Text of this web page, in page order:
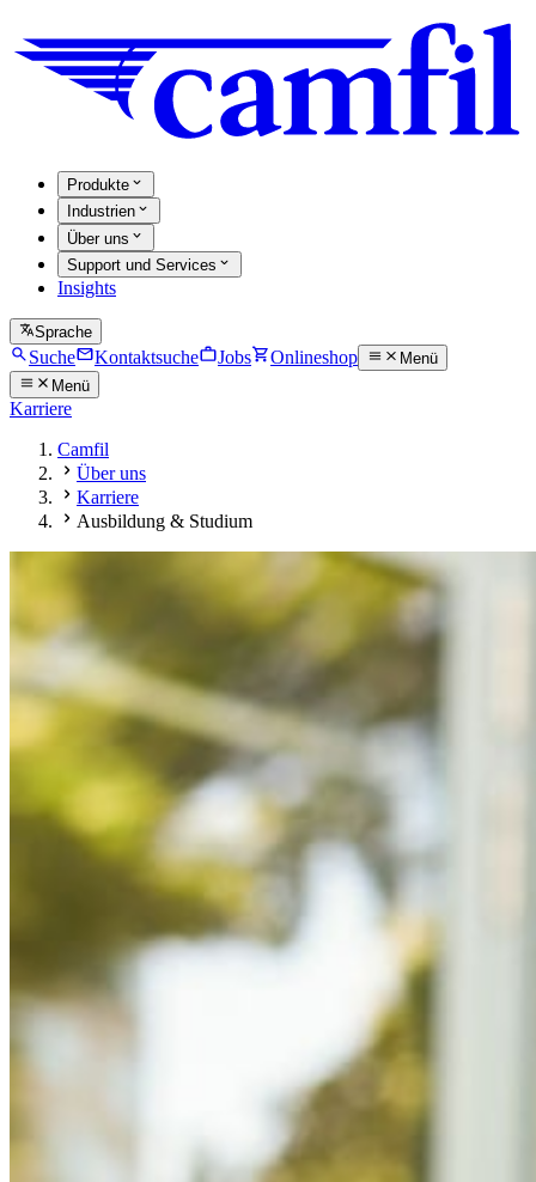
Produkte
Industrien
Über uns
Support und Services
Insights
Sprache
Suche Kontaktsuche Jobs Onlineshop
Menü
Menü
Karriere
Camfil
Über uns
Karriere
Ausbildung & Studium